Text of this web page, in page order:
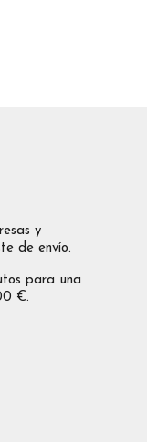
y
de envío.
para una
€.